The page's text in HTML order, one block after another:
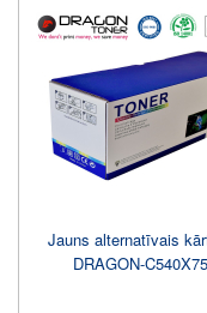
Jauns alternatīvais
DRAGON-